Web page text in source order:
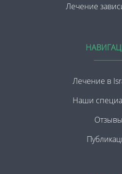
Лечение
Лечение в
Наши
Отзывы